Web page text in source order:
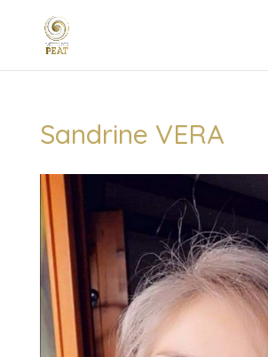
Sandrine VERA